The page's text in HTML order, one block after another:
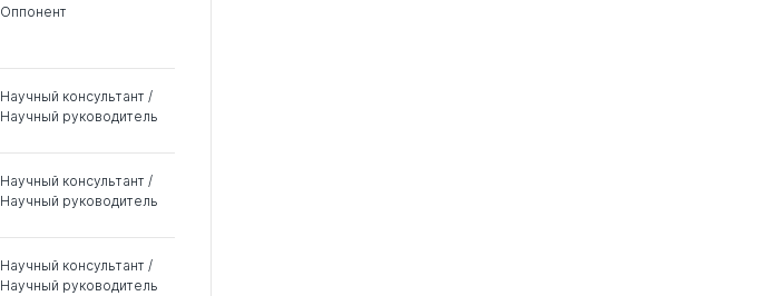
Оппонент
Научный консультант /
Научный руководитель
Научный консультант /
Научный руководитель
Научный консультант /
Научный руководитель